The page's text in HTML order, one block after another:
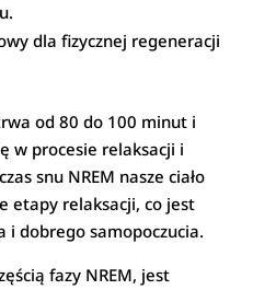
dla fizycznej regeneracji
od 80 do 100 minut i
w procesie relaksacji i
snu NREM nasze ciało
etapy relaksacji, co jest
i dobrego samopoczucia.
fazy NREM, jest